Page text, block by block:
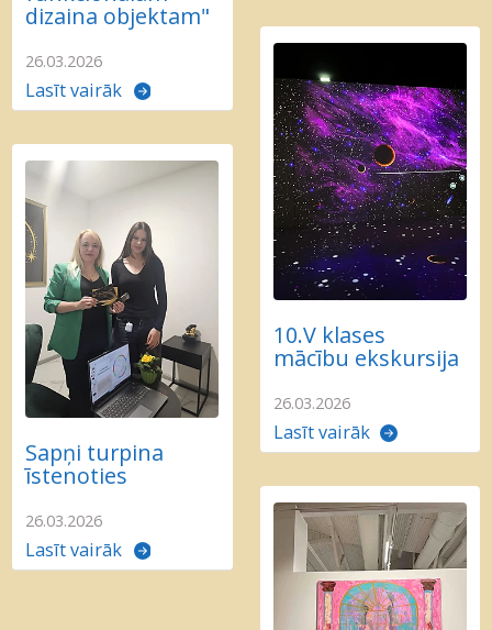
dizaina objektam"
26.03.2026
Lasīt vairāk
10.V klases
mācību ekskursija
26.03.2026
Lasīt vairāk
Sapņi turpina
īstenoties
26.03.2026
Lasīt vairāk